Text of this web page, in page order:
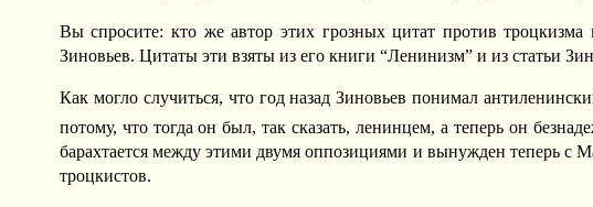
Вы спросите: кто же автор этих грозных цитат против
Зиновьев. Цитаты эти взяты из его книги “Ленинизм” и из статьи
Как могло случиться, что год назад Зиновьев понимал
потому, что тогда он был, так сказать, ленинцем, а теперь он
барахтается между этими двумя оппозициями и вынужден теперь с
троцкистов.